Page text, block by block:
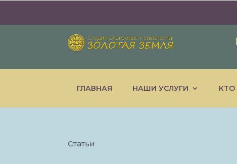
ГЛАВНАЯ НАШИ УСЛУГИ КТО
Статьи